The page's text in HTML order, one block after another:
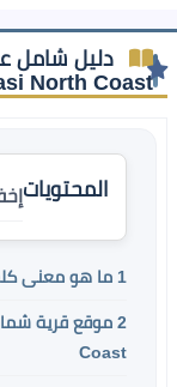
دليل شامل
North Coast
المحتويات
1 ما هو معنى
2
Coast